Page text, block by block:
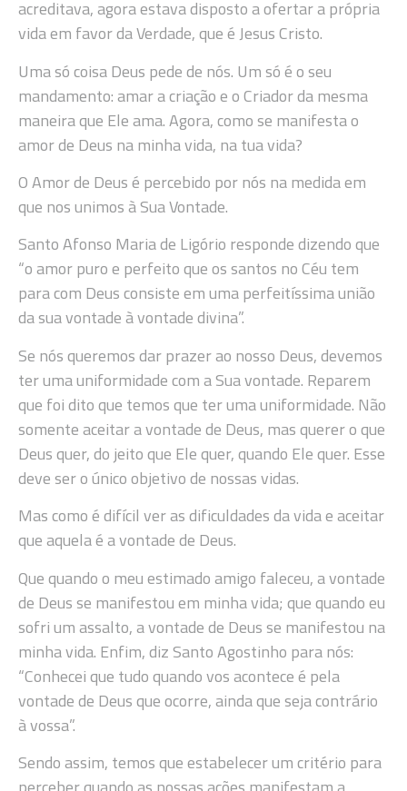
acreditava, agora estava disposto a ofertar a própria
vida em favor da Verdade, que é Jesus Cristo.
Uma só coisa Deus pede de nós. Um só é o seu
mandamento: amar a criação e o Criador da mesma
maneira que Ele ama. Agora, como se manifesta o
amor de Deus na minha vida, na tua vida?
O Amor de Deus é percebido por nós na medida em
que nos unimos à Sua Vontade.
Santo Afonso Maria de Ligório responde dizendo que
“o amor puro e perfeito que os santos no Céu tem
para com Deus consiste em uma perfeitíssima união
da sua vontade à vontade divina”.
Se nós queremos dar prazer ao nosso Deus, devemos
ter uma uniformidade com a Sua vontade. Reparem
que foi dito que temos que ter uma uniformidade. Não
somente aceitar a vontade de Deus, mas querer o que
Deus quer, do jeito que Ele quer, quando Ele quer. Esse
deve ser o único objetivo de nossas vidas.
Mas como é difícil ver as dificuldades da vida e aceitar
que aquela é a vontade de Deus.
Que quando o meu estimado amigo faleceu, a vontade
de Deus se manifestou em minha vida; que quando eu
sofri um assalto, a vontade de Deus se manifestou na
minha vida. Enfim, diz Santo Agostinho para nós:
“Conhecei que tudo quando vos acontece é pela
vontade de Deus que ocorre, ainda que seja contrário
à vossa”.
Sendo assim, temos que estabelecer um critério para